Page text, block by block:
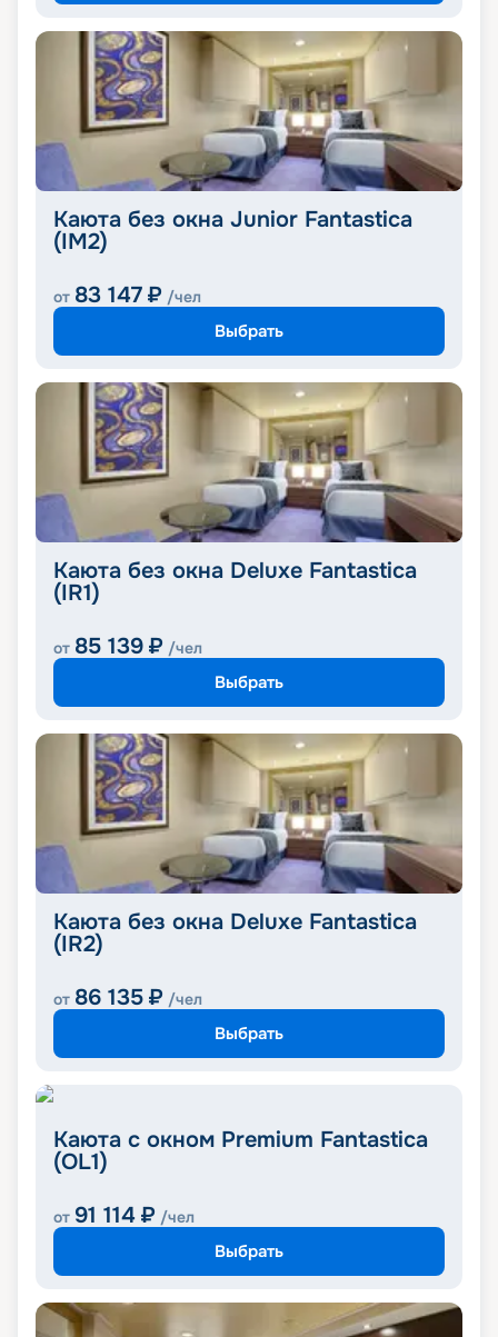
Каюта без окна Junior Fantastica
(IM2)
от 83 147 ₽ /чел
Выбрать
Каюта без окна Deluxe Fantastica
(IR1)
от 85 139 ₽ /чел
Выбрать
Каюта без окна Deluxe Fantastica
(IR2)
от 86 135 ₽ /чел
Выбрать
Каюта с окном Premium Fantastica
(OL1)
от 91 114 ₽ /чел
Выбрать